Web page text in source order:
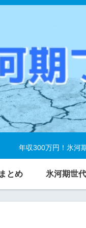
年収300万円！氷河
とめ 氷河期世